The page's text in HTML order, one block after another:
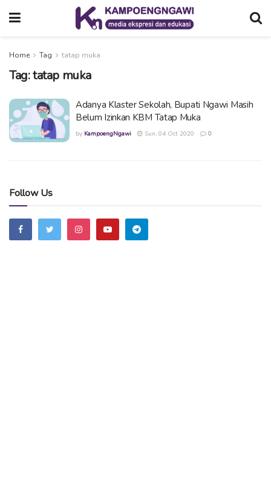
Home Tag tatap muka
Tag:tatap muka
Adanya Klaster Sekolah, Bupati Ngawi Masih
Belum Izinkan KBM Tatap Muka
by KampoengNgawi Sun, 04 Oct 2020 0
Follow Us